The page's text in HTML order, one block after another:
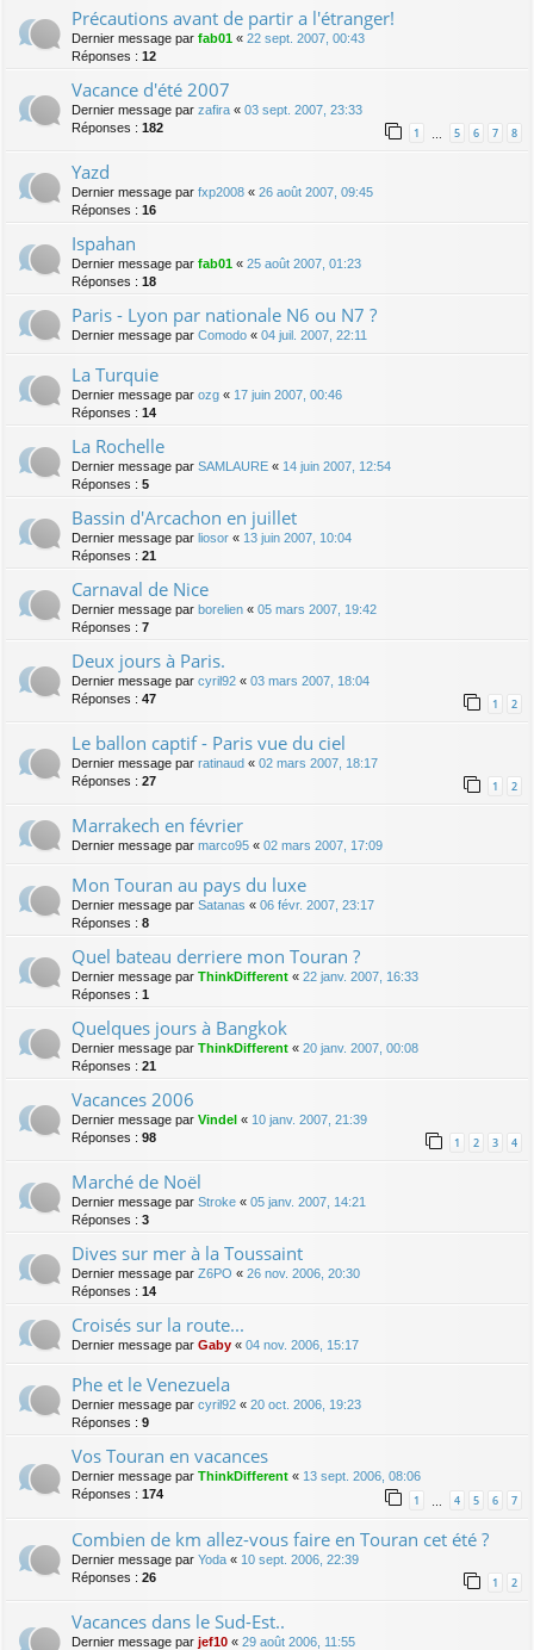
Précautions avant de partir a l'étranger!
Dernier message par fab01 « 22 sept. 2007, 00:43
Réponses : 12
Vacance d'été 2007
Dernier message par zafira « 03 sept. 2007, 23:33
Réponses : 182 1 … 5 6 7 8
Yazd
Dernier message par fxp2008 « 26 août 2007, 09:45
Réponses : 16
Ispahan
Dernier message par fab01 « 25 août 2007, 01:23
Réponses : 18
Paris - Lyon par nationale N6 ou N7 ?
Dernier message par Comodo « 04 juil. 2007, 22:11
La Turquie
Dernier message par ozg « 17 juin 2007, 00:46
Réponses : 14
La Rochelle
Dernier message par SAMLAURE « 14 juin 2007, 12:54
Réponses : 5
Bassin d'Arcachon en juillet
Dernier message par liosor « 13 juin 2007, 10:04
Réponses : 21
Carnaval de Nice
Dernier message par borelien « 05 mars 2007, 19:42
Réponses : 7
Deux jours à Paris.
Dernier message par cyril92 « 03 mars 2007, 18:04
Réponses : 47 1 2
Le ballon captif - Paris vue du ciel
Dernier message par ratinaud « 02 mars 2007, 18:17
Réponses : 27 1 2
Marrakech en février
Dernier message par marco95 « 02 mars 2007, 17:09
Mon Touran au pays du luxe
Dernier message par Satanas « 06 févr. 2007, 23:17
Réponses : 8
Quel bateau derriere mon Touran ?
Dernier message par ThinkDifferent « 22 janv. 2007, 16:33
Réponses : 1
Quelques jours à Bangkok
Dernier message par ThinkDifferent « 20 janv. 2007, 00:08
Réponses : 21
Vacances 2006
Dernier message par Vindel « 10 janv. 2007, 21:39
Réponses : 98 1 2 3 4
Marché de Noël
Dernier message par Stroke « 05 janv. 2007, 14:21
Réponses : 3
Dives sur mer à la Toussaint
Dernier message par Z6PO « 26 nov. 2006, 20:30
Réponses : 14
Croisés sur la route...
Dernier message par Gaby « 04 nov. 2006, 15:17
Phe et le Venezuela
Dernier message par cyril92 « 20 oct. 2006, 19:23
Réponses : 9
Vos Touran en vacances
Dernier message par ThinkDifferent « 13 sept. 2006, 08:06
Réponses : 174 1 4 5 6 7
Combien de km allez-vous faire en Touran cet été ?
Dernier message par Yoda « 10 sept. 2006, 22:39
Réponses : 26 1 2
Vacances dans le Sud-Est..
Dernier message par jef10 « 29 août 2006, 11:55